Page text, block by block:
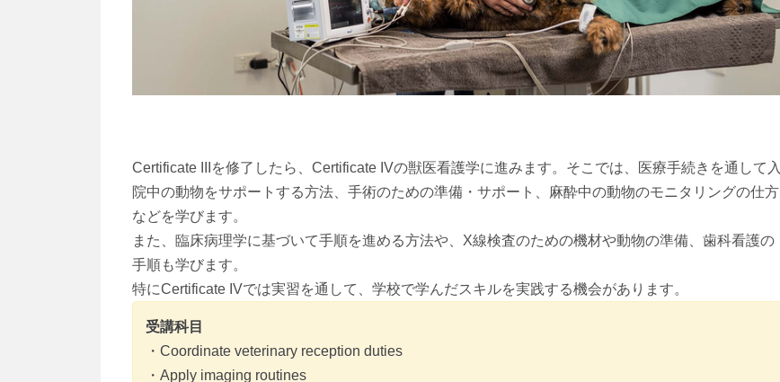
Certificate IIIを修了したら、Certificate IVの獣医看護学に進みます。そこでは、医療手続きを通して入
院中の動物をサポートする方法、手術のための準備・サポート、麻酔中の動物のモニタリングの仕方
などを学びます。
また、臨床病理学に基づいて手順を進める方法や、X線検査のための機材や動物の準備、歯科看護の
手順も学びます。
特にCertificate IVでは実習を通して、学校で学んだスキルを実践する機会があります。
受講科目
・Coordinate veterinary reception duties
・Apply imaging routines